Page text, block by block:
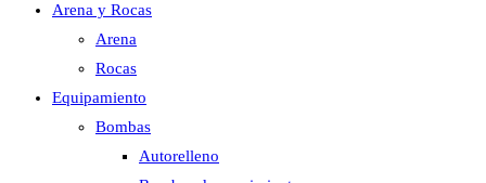
Arena y Rocas
Arena
Rocas
Equipamiento
Bombas
Autorelleno